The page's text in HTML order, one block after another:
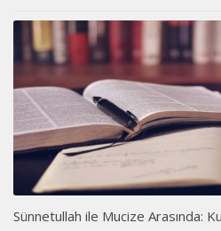
Sünnetullah ile Mucize Arasında: